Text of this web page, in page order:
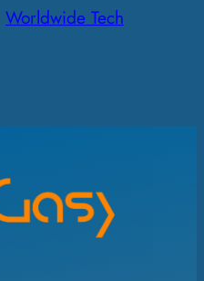
Worldwide Tech